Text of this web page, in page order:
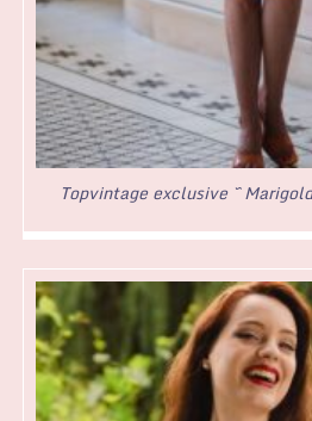
Topvintage exclusive ~